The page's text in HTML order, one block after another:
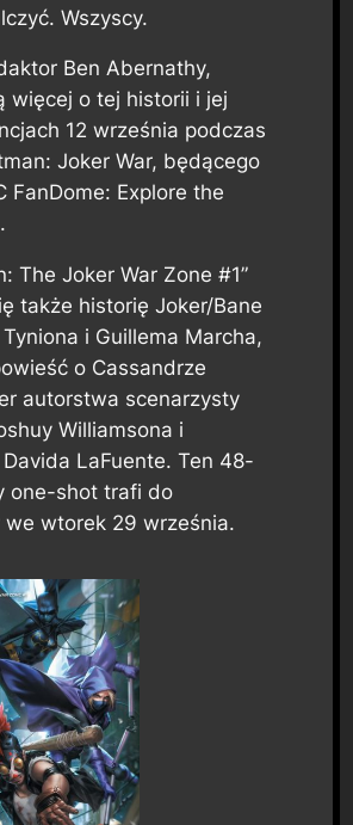
Wszyscy.
Ben Abernathy,
więcej o tej historii i jej
12 września podczas
Joker War, będącego
FanDome: Explore the
The Joker War Zone #1”
także historię Joker/Bane
i Guillema Marcha,
o Cassandrze
autorstwa scenarzysty
Williamsona i
LaFuente. Ten 48-
one-shot trafi do
we wtorek 29 września.